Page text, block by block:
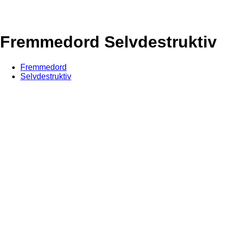
Fremmedord Selvdestruktiv
Fremmedord
Selvdestruktiv